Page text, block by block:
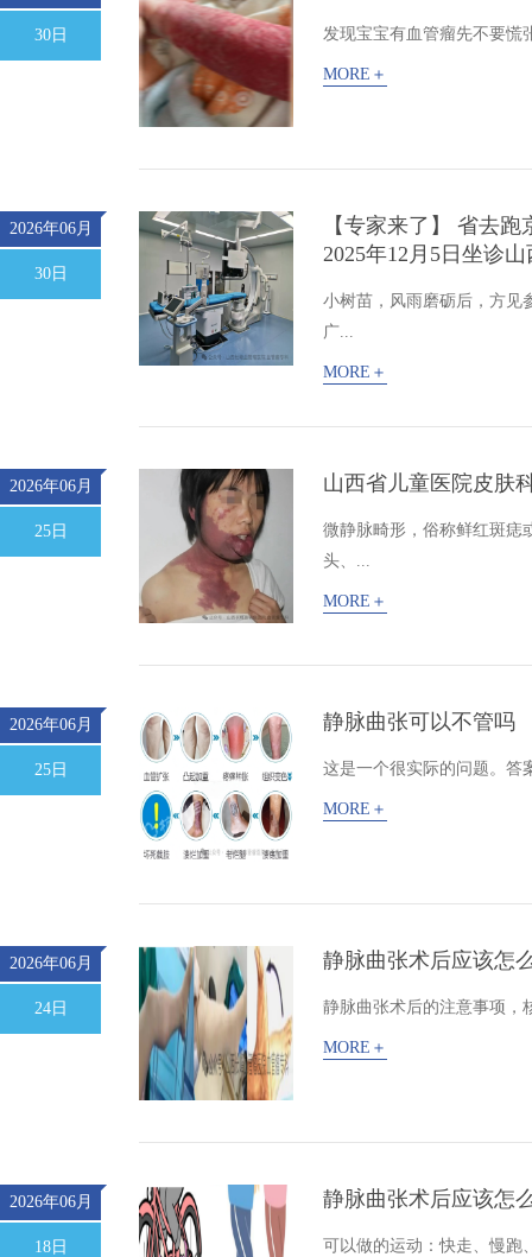
30日 发现宝宝有血管瘤先不要慌
MORE＋
2026年06月
30日
【专家来了】 省去
2025年12月5日坐诊
小树苗，风雨磨砺后，方见
广...
MORE＋
2026年06月
25日
山西省儿童医院皮肤
微静脉畸形，俗称鲜红斑痣
头、...
MORE＋
2026年06月
25日
静脉曲张可以不管吗
这是一个很实际的问题。答
MORE＋
2026年06月
24日
静脉曲张术后应该怎
静脉曲张术后的注意事项，
MORE＋
2026年06月
18日
静脉曲张术后应该怎
可以做的运动：快走、慢跑